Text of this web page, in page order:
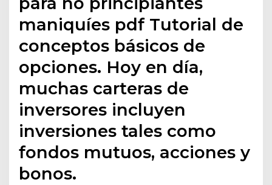
maniquíes pdf Tutorial de
conceptos básicos de
opciones. Hoy en día,
muchas carteras de
inversores incluyen
inversiones tales como
fondos mutuos, acciones y
bonos.